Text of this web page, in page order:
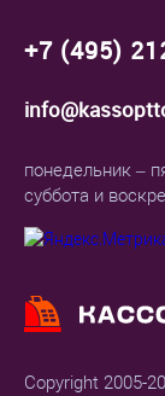
Copyright 2005-
+7 (495)
понедельник –
суббота и